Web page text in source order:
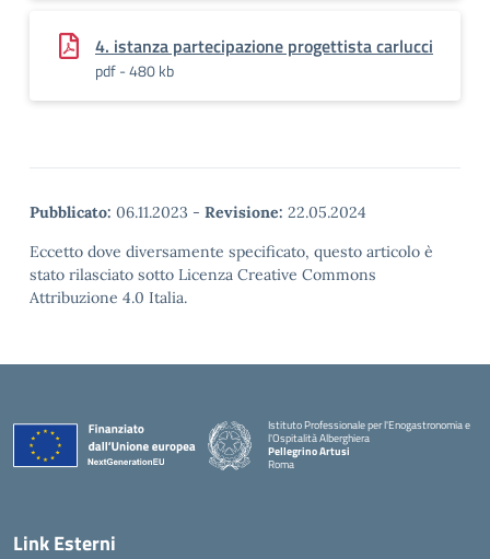
4. istanza partecipazione progettista carlucci
pdf - 480 kb
Pubblicato: 06.11.2023 - Revisione: 22.05.2024
Eccetto dove diversamente specificato, questo articolo è
stato rilasciato sotto Licenza Creative Commons
Attribuzione 4.0 Italia.
Istituto Professionale per l'Enogastronomia e
l'Ospitalità Alberghiera
Pellegrino Artusi
Roma
Link Esterni